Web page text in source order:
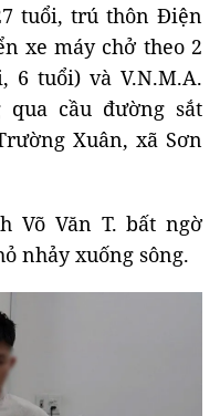
tuổi, trú thôn Điện
xe máy chở theo 2
6 tuổi) và V.N.M.A.
cầu đường sắt
Xuân, xã Sơn
Võ Văn T. bất ngờ
nhảy xuống sông.